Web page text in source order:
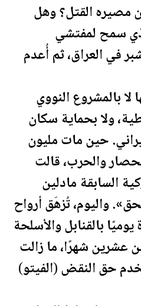
مصيره القتل؟ وهل
سمح لمفتشي
فيالعراق، ثم أُعدم
لا بالمشروع النووي
ولا بحماية سكان
حين مات مليون
والحرب، قالت
السابقة مادلين
واليوم، تُزهَق أرواح
بالقنابل والأسلحة
عشرين شهرًا، ما زالت
حق النقض (الفيتو)